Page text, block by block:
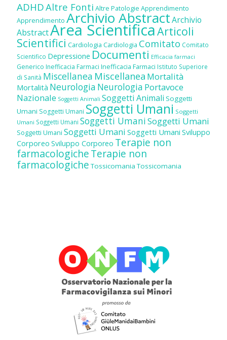
ADHDAltre Fonti Altre Patologie Apprendimento
Apprendimento Archivio AbstractArchivio
AbstractArea ScientificaArticoli
Scientifici Cardiologia Cardiologia Comitato Comitato
Scientifico Depressione Documenti Efficacia farmaci
Generico Inefficacia Farmaci Inefficacia Farmaci Istituto Superiore
di Sanità Miscellanea Miscellanea Mortalità
Mortalità Neurologia Neurologia Portavoce
Nazionale Soggetti Animali Soggetti Animali Soggetti
Umani Soggetti Umani Soggetti Umani Soggetti
Umani Soggetti Umani Soggetti UmaniSoggetti Umani
Soggetti Umani Soggetti Umani Soggetti Umani Sviluppo
Corporeo Sviluppo Corporeo Terapie non
farmacologicheTerapie non
farmacologiche Tossicomania Tossicomania